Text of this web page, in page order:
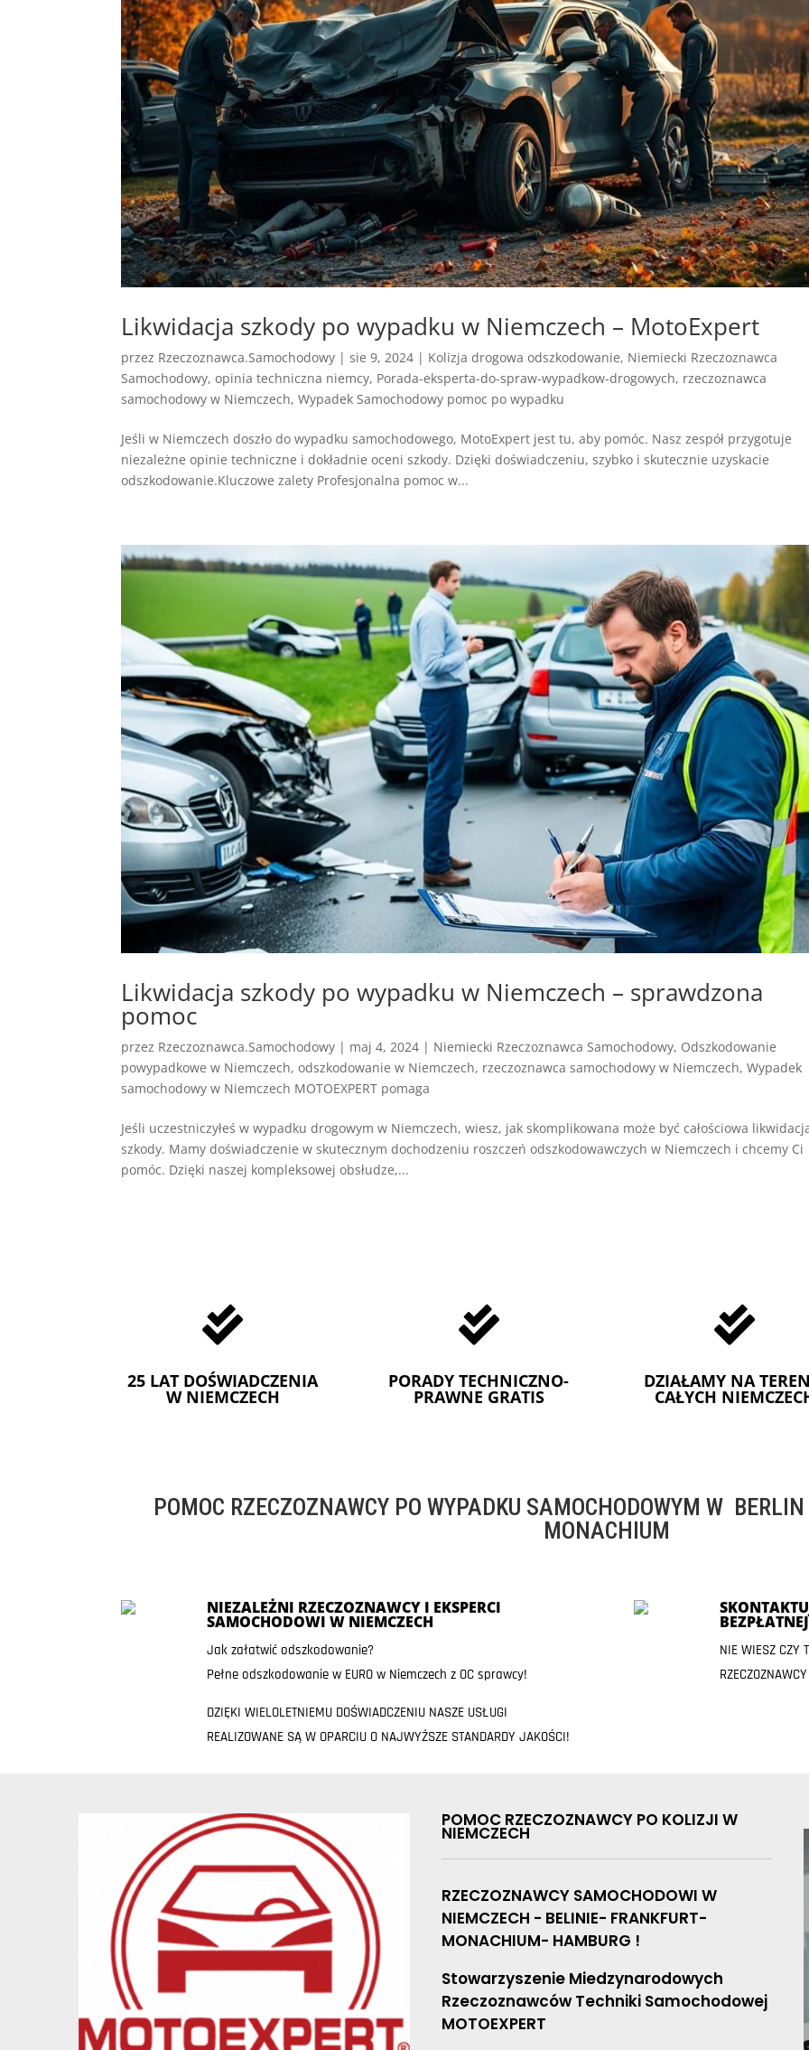
Likwidacja szkody po wypadku w Niemczech – MotoExpert
przez Rzeczoznawca.Samochodowy |sie 9, 2024 | Kolizja drogowa odszkodowanie, Niemiecki Rzeczoznawca
Samochodowy,opinia techniczna niemcy, Porada-eksperta-do-spraw-wypadkow-drogowych, rzeczoznawca
samochodowy w Niemczech,Wypadek Samochodowy pomoc po wypadku
Jeśli w Niemczech doszło do wypadku samochodowego, MotoExpert jest tu, aby pomóc. Nasz zespół przygotuje
niezależne opinie techniczne i dokładnie oceni szkody. Dzięki doświadczeniu, szybko i skutecznie uzyskacie
odszkodowanie.Kluczowe zalety Profesjonalna pomoc w...
Likwidacja szkody po wypadku w Niemczech – sprawdzona
pomoc
przez Rzeczoznawca.Samochodowy | maj 4, 2024 | Niemiecki Rzeczoznawca Samochodowy, Odszkodowanie
powypadkowe w Niemczech,odszkodowanie w Niemczech, rzeczoznawca samochodowy w Niemczech,Wypadek
samochodowy w Niemczech MOTOEXPERT pomaga
Jeśli uczestniczyłeś w wypadku drogowym w Niemczech, wiesz, jak skomplikowana może być całościowa
szkody. Mamy doświadczenie w skutecznym dochodzeniu roszczeń odszkodowawczych w Niemczech i chcemy Ci
pomóc. Dzięki naszej kompleksowej obsłudze,...

25 LAT DOŚWIADCZENIA
W NIEMCZECH

PORADY TECHNICZNO-
PRAWNE GRATIS

DZIAŁAMY NA
CAŁYCH
POMOC RZECZOZNAWCY PO WYPADKU SAMOCHODOWYM W
MONACHIUM
NIEZALEŻNI RZECZOZNAWCY I EKSPERCI
SAMOCHODOWI W NIEMCZECH
Jak załatwić odszkodowanie?
Pełne odszkodowanie w EURO w Niemczech z OC sprawcy!
DZIĘKI WIELOLETNIEMU DOŚWIADCZENIU NASZE USŁUGI
REALIZOWANE SĄ W OPARCIU O NAJWYŻSZE STANDARDY JAKOŚCI!
NIE WIESZ CZY
POMOC RZECZOZNAWCY PO KOLIZJI W
NIEMCZECH
RZECZOZNAWCY SAMOCHODOWI W
NIEMCZECH - BELINIE- FRANKFURT-
MONACHIUM- HAMBURG !
Stowarzyszenie Miedzynarodowych
Rzeczoznawców Techniki Samochodowej
MOTOEXPERT